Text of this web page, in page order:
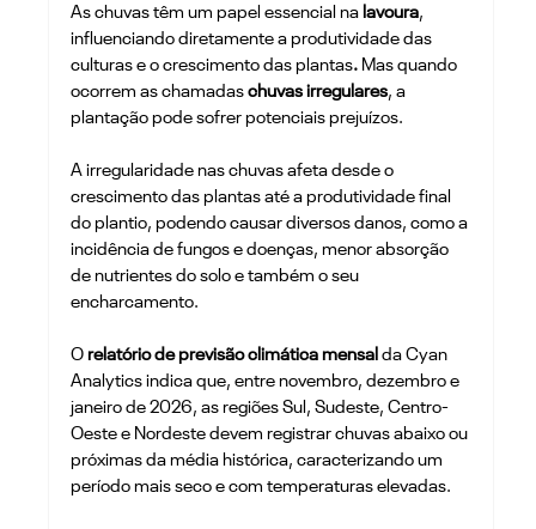
As chuvas têm um papel essencial na lavoura,
influenciando diretamente a produtividade das
culturas e o crescimento das plantas. Mas quando
ocorrem as chamadas chuvas irregulares, a
plantação pode sofrer potenciais prejuízos.
A irregularidade nas chuvas afeta desde o
crescimento das plantas até a produtividade final
do plantio, podendo causar diversos danos, como a
incidência de fungos e doenças, menor absorção
de nutrientes do solo e também o seu
encharcamento.
O relatório de previsão climática mensal da Cyan
Analytics indica que, entre novembro, dezembro e
janeiro de 2026, as regiões Sul, Sudeste, Centro-
Oeste e Nordeste devem registrar chuvas abaixo ou
próximas da média histórica, caracterizando um
período mais seco e com temperaturas elevadas.